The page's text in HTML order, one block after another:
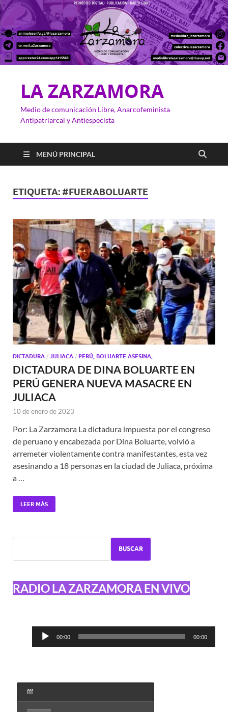
LA ZARZAMORA
Medio de comunicación Libre, Anarcofeminista
Antipatriarcal y Antiespecista
MENÚ PRINCIPAL
ETIQUETA: #FUERABOLUARTE
DICTADURA / JULIACA / PERÚ, BOLUARTE ASESINA,
DICTADURA DE DINA BOLUARTE EN
PERÚ GENERA NUEVA MASACRE EN
JULIACA
10 de enero de 2023
Por: La Zarzamora La dictadura impuesta por el congreso
de peruano y encabezada por Dina Boluarte, volvió a
arremeter violentamente contra manifestantes, esta vez
asesinando a 18 personas en la ciudad de Juliaca, próxima
a …
LEER MÁS
BUSCAR
RADIO LA ZARZAMORA EN VIVO
Reproductor
00:00 00:00